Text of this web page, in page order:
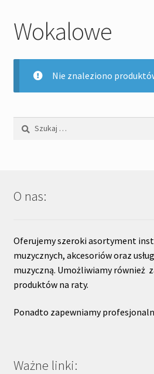
Nagłośnienie
Pozostałe
Wokalowe
Nie znaleziono
O nas:
Oferujemy szeroki asortyment
muzycznych, akcesoriów oraz
muzyczną. Umożliwiamy również
produktów na raty.
Ponadto zapewniamy
Ważne linki: